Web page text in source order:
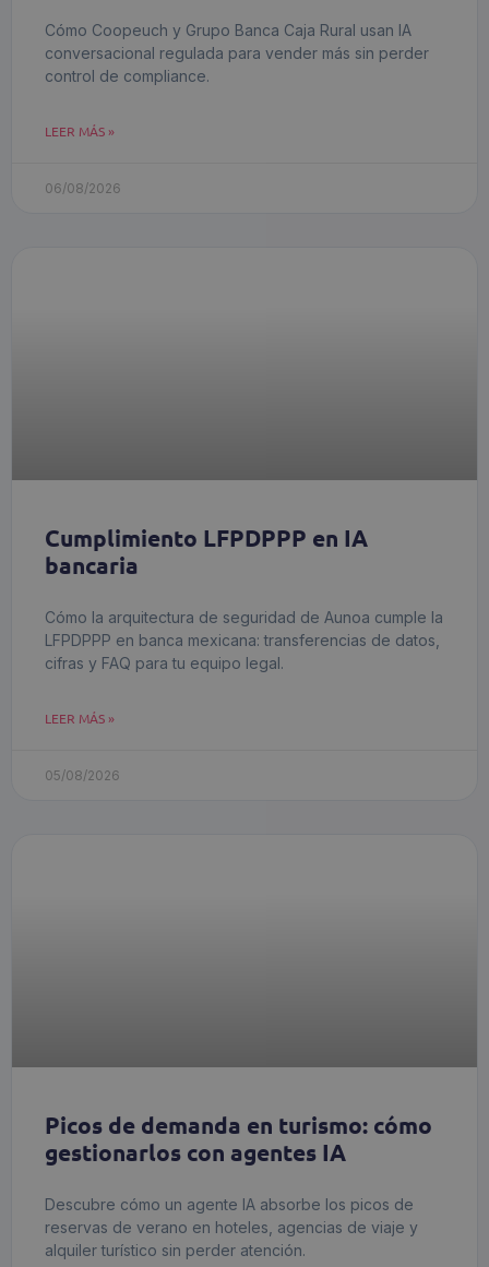
Cómo Coopeuch y Grupo Banca Caja Rural usan IA
conversacional regulada para vender más sin perder
control de compliance.
LEER MÁS »
06/08/2026
Cumplimiento LFPDPPP en IA
bancaria
Cómo la arquitectura de seguridad de Aunoa cumple la
LFPDPPP en banca mexicana: transferencias de datos,
cifras y FAQ para tu equipo legal.
LEER MÁS »
05/08/2026
Picos de demanda en turismo: cómo
gestionarlos con agentes IA
Descubre cómo un agente IA absorbe los picos de
reservas de verano en hoteles, agencias de viaje y
alquiler turístico sin perder atención.